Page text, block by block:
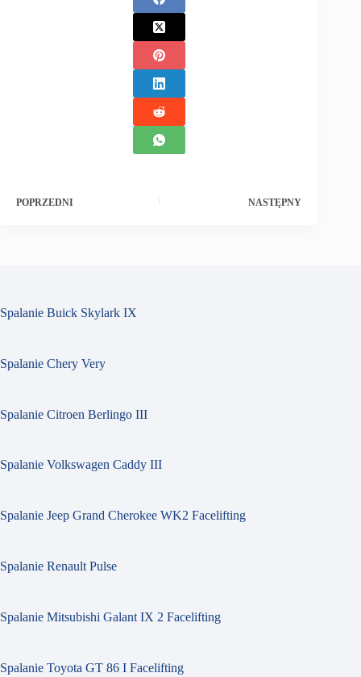
POPRZEDNI NASTĘPNY
Spalanie Buick Skylark IX
Spalanie Chery Very
Spalanie Citroen Berlingo III
Spalanie Volkswagen Caddy III
Spalanie Jeep Grand Cherokee WK2 Facelifting
Spalanie Renault Pulse
Spalanie Mitsubishi Galant IX 2 Facelifting
Spalanie Toyota GT 86 I Facelifting